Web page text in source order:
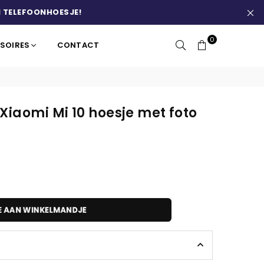
CONTACT 0
Mi 10 hoesje met foto
AAN WINKELMANDJE